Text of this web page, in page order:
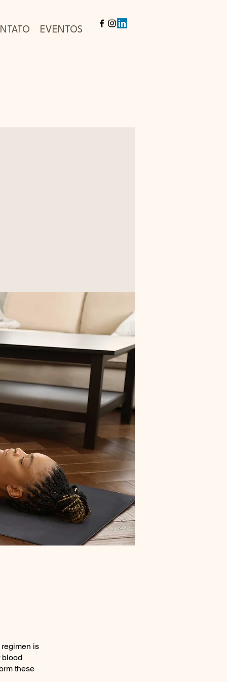
EVENTOS
is
blood
these